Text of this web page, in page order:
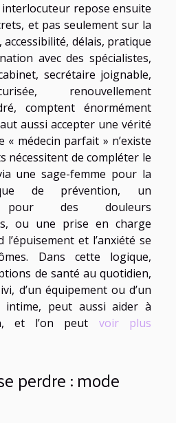
repose ensuite
et pas seulement sur la
délais, pratique
avec des spécialistes,
secrétaire joignable,
renouvellement
comptent énormément
aussi accepter une vérité
« médecin parfait » n’existe
nécessitent de compléter le
une sage-femme pour la
de prévention, un
pour des douleurs
ou une prise en charge
et l’anxiété se
Dans cette logique,
de santé au quotidien,
d’un équipement ou d’un
intime, peut aussi aider à
et l’on peut voir plus
perdre : mode